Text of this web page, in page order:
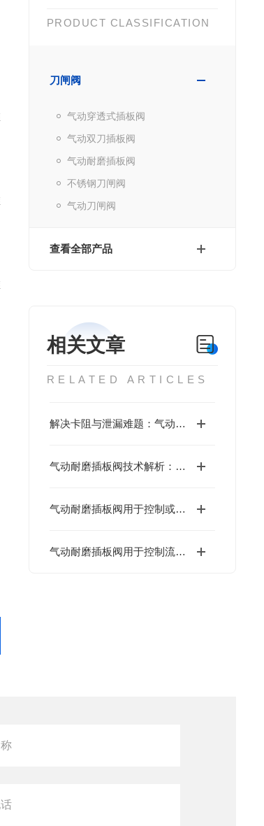
PRODUCT CLASSIFICATION
刀闸阀
气动穿透式插板阀
气动双刀插板阀
气动耐磨插板阀
不锈钢刀闸阀
气动刀闸阀
查看全部产品
相关文章
RELATED ARTICLES
解决卡阻与泄漏难题：气动耐磨插板阀的结构创新与应用实践
气动耐磨插板阀技术解析：高磨损工况下的可靠切断方案
气动耐磨插板阀用于控制或切断管道内的介质流动
气动耐磨插板阀用于控制流体或固体颗粒物料流动